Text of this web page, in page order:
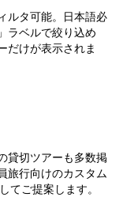
ルタ可能。日本語必
ラベルで絞り込め
だけが表示されま
貸切ツアーも多数掲
旅行向けのカスタム
てご提案します。